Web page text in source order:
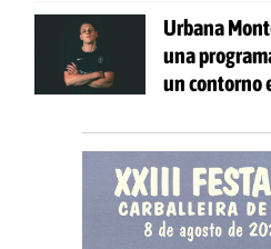
Urbana
una
un contorno